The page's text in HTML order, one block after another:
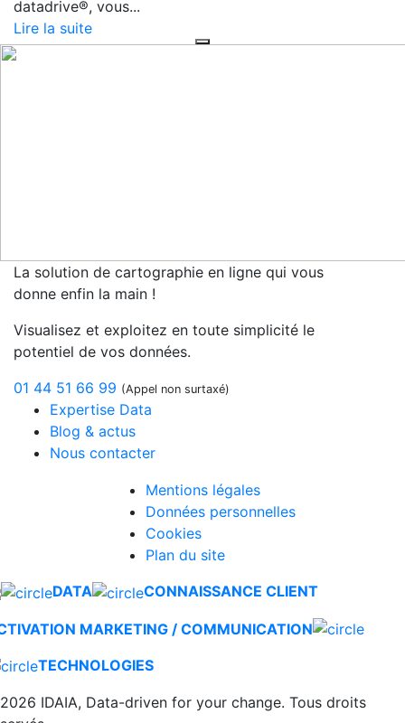
datadrive®, vous...
Lire la suite
La solution de cartographie en ligne qui vous
donne enfin la main !
Visualisez et exploitez en toute simplicité le
potentiel de vos données.
01 44 51 66 99 (Appel non surtaxé)
Expertise Data
Blog & actus
Nous contacter
Mentions légales
Données personnelles
Cookies
Plan du site
DATA
CONNAISSANCE CLIENT
MARKETING / COMMUNICATION
TECHNOLOGIES
IDAIA, Data-driven for your change. Tous droits